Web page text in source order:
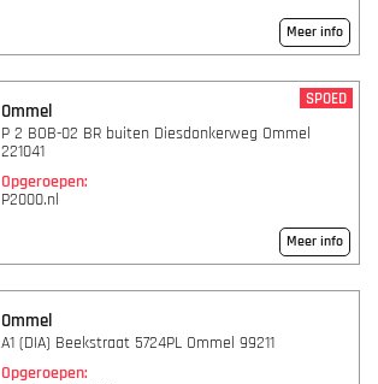
Meer info
Ommel
SPOED
P 2 BOB-02 BR buiten Diesdonkerweg Ommel
221041
Opgeroepen:
P2000.nl
Meer info
Ommel
A1 (DIA) Beekstraat 5724PL Ommel 99211
Opgeroepen: